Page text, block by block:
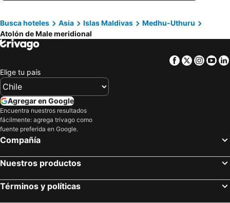
Naifaru, Medhu-Uthuru Hoteles
Lhaviyani Atoll, Uthuru Hoteles
Mafuri, Medu Hoteles
Fulhadhoo, Medhu-Uthuru Hoteles
Kudahuvadhoo, Medu Hoteles
Haa Alifu Atoll, Mathi-Uthuru Hoteles
Addu Atoll, Dhekunu Hoteles
Atolón Felidhoo, Medhu-Uthuru Hoteles
Busca hoteles Asia Islas Maldivas
Medhu-Uthuru
Atolón de Male meridional
Facebook
Twitter
Elige tu país
Agregar en Google
Encuentra nuestros resultados
fácilmente: agrega trivago como
fuente preferida en Google.
Compañía
Nuestros productos
Términos y políticas